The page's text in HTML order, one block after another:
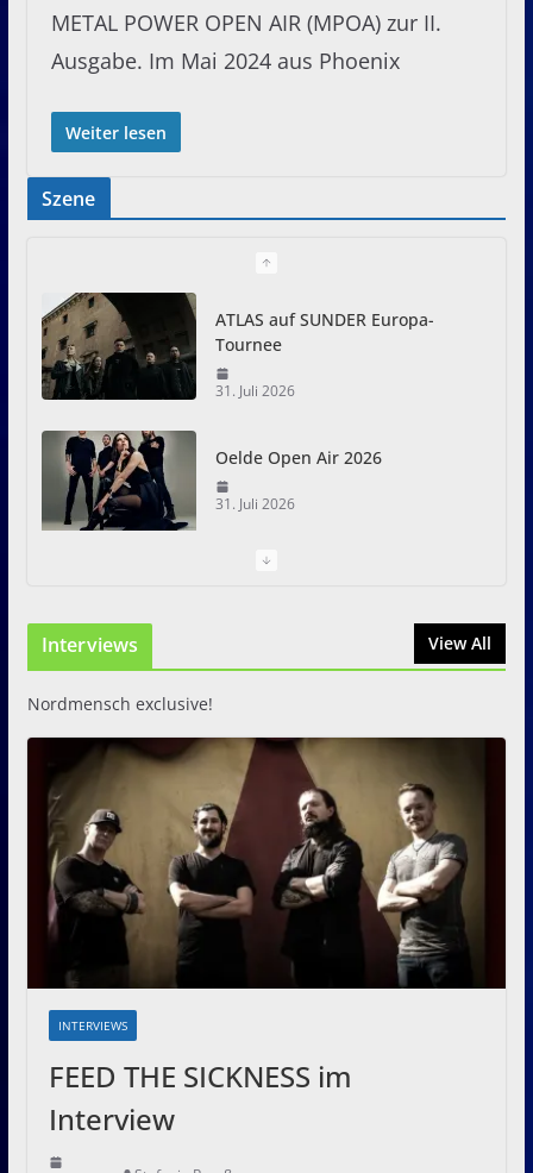
METAL POWER OPEN AIR (MPOA) zur II.
Ausgabe. Im Mai 2024 aus Phoenix
Weiter lesen
Szene
ATLAS auf SUNDER Europa-
Tournee
31. Juli 2026
Oelde Open Air 2026
31. Juli 2026
I Prevail – Violent Nature
Interviews View All
Nordmensch exclusive!
INTERVIEWS
FEED THE SICKNESS im
Interview